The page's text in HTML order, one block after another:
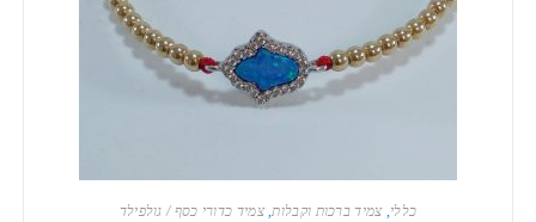
הוספה לסל כללי,צמיד ברכות וקבלות,צמיד כדורי כסף / גולפילד